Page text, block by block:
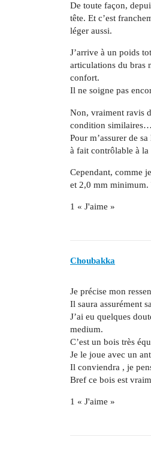
De toute façon,
tête. Et c’est
léger aussi.
J’arrive à un poids
articulations du bras
confort.
Il ne soigne pas
Non, vraiment ravis
condition similaires…
Pour m’assurer de
à fait contrôlable à la
Cependant, comme
et 2,0 mm minimum.
1 « J'aime »
Choubakka
Je précise mon
Il saura assurément
J’ai eu quelques
medium.
C’est un bois très
Je le joue avec un
Il conviendra , je
Bref ce bois est
1 « J'aime »